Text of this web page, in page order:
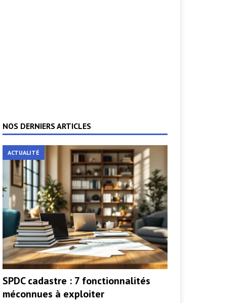
NOS DERNIERS ARTICLES
ACTUALITÉ
SPDC cadastre : 7 fonctionnalités
méconnues à exploiter